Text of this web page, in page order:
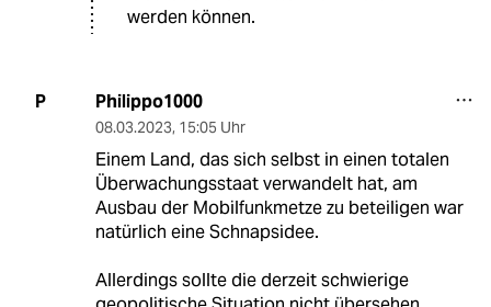
werden können.
P Philippo1000
08.03.2023, 15:05 Uhr
Einem Land, das sich selbst in einen totalen
Überwachungsstaat verwandelt hat, am
Ausbau der Mobilfunkmetze zu beteiligen war
natürlich eine Schnapsidee.
Allerdings sollte die derzeit schwierige